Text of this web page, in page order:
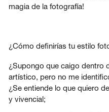
magia de la fotografía!
¿Cómo definirías tu estilo
¿Supongo que caigo dentro
artístico, pero no me
¿Se entiende lo que quiero
y vivencial;